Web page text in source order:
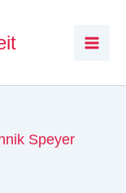
Speyer